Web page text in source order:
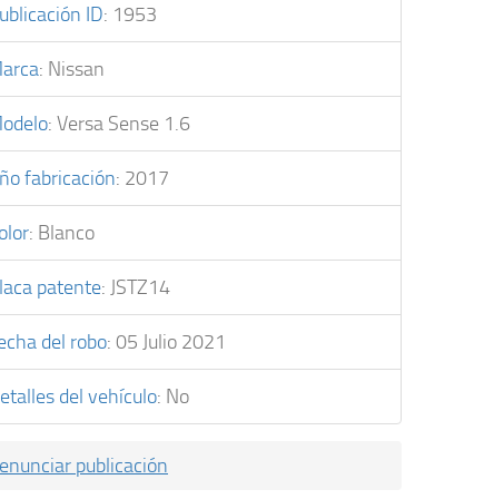
ID: 1953
: Nissan
: Versa Sense 1.6
fabricación: 2017
: Blanco
patente: JSTZ14
del robo: 05 Julio 2021
del vehículo: No
publicación